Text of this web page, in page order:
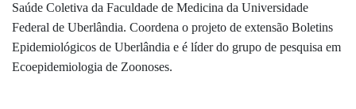
Saúde Coletiva da Faculdade de Medicina da Universidade
Federal de Uberlândia. Coordena o projeto de extensão Boletins
Epidemiológicos de Uberlândia e é líder do grupo de pesquisa em
Ecoepidemiologia de Zoonoses.